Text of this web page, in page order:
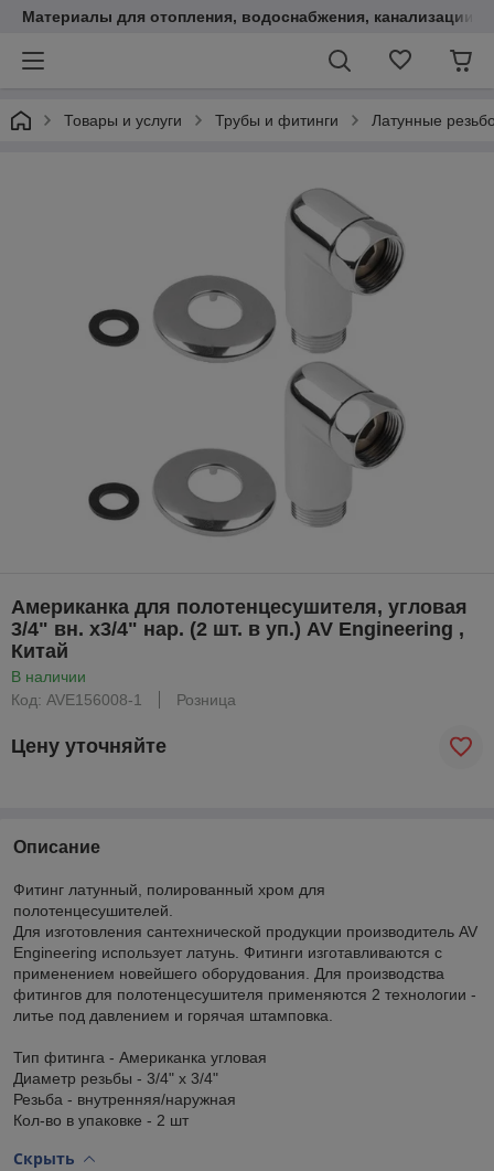
Материалы для отопления, водоснабжения, канализации.
Товары и услуги Трубы и фитинги Латунные
Американка для полотенцесушителя, угловая
3/4" вн. х3/4" нар. (2 шт. в уп.) AV Engineering ,
Китай
В наличии
Код: AVE156008-1
Розница
Цену уточняйте
Описание
Фитинг латунный, полированный хром для
полотенцесушителей.
Для изготовления сантехнической продукции производитель AV
Engineering использует латунь. Фитинги изготавливаются с
применением новейшего оборудования. Для производства
фитингов для полотенцесушителя применяются 2 технологии -
литье под давлением и горячая штамповка.
Тип фитинга - Американка угловая
Диаметр резьбы - 3/4" х 3/4"
Резьба - внутренняя/наружная
Кол-во в упаковке - 2 шт
Скрыть